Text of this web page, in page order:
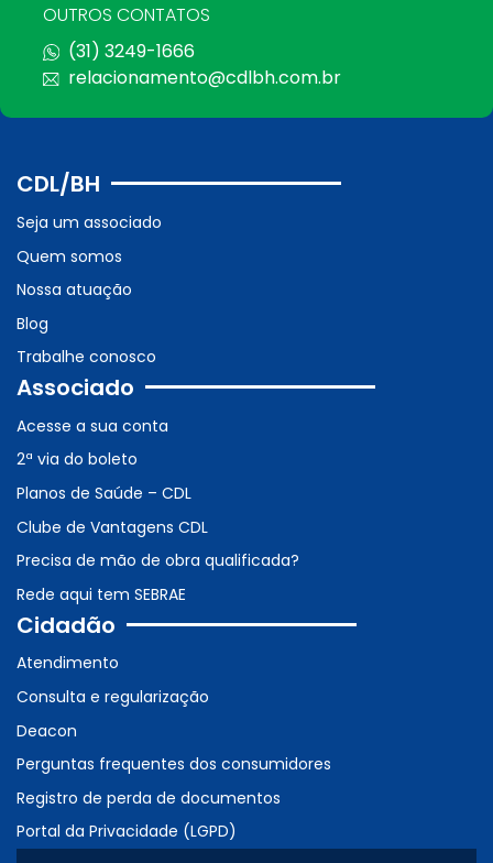
OUTROS CONTATOS
(31) 3249-1666
relacionamento@cdlbh.com.br
CDL/BH
Seja um associado
Quem somos
Nossa atuação
Blog
Trabalhe conosco
Associado
Acesse a sua conta
2ª via do boleto
Planos de Saúde – CDL
Clube de Vantagens CDL
Precisa de mão de obra qualificada?
Rede aqui tem SEBRAE
Cidadão
Atendimento
Consulta e regularização
Deacon
Perguntas frequentes dos consumidores
Registro de perda de documentos
Portal da Privacidade (LGPD)